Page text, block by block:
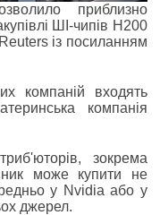
приблизно
ШІ-чипів H200
із посиланням
компаній входять
компанія
зокрема
може купити не
у Nvidia або у
джерел.